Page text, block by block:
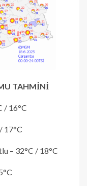
TAHMİNİ
/ 16°C
17°C
– 32°C / 18°C